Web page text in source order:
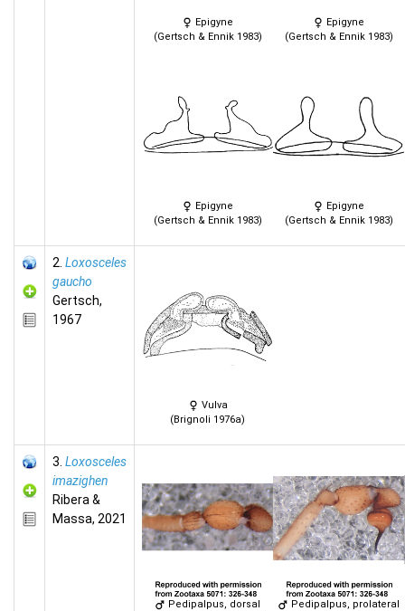
Epigyne
(Gertsch & Ennik 1983)
Epigyne
(Gertsch & Ennik 1983)
Epigyne
(Gertsch & Ennik 1983)
Epigyne
(Gertsch & Ennik 1983)
2. Loxosceles
gaucho
Gertsch,
1967
Vulva
(Brignoli 1976a)
3. Loxosceles
imazighen
Ribera &
Massa, 2021
Pedipalpus, dorsal
Pedipalpus, prolateral